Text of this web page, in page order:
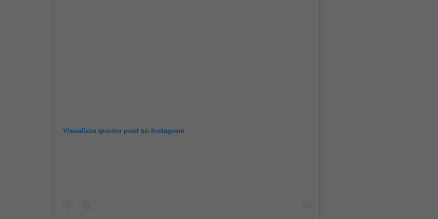
Visualizza questo post su Instagram